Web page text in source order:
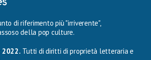
di riferimento più "irriverente",
della pop culture.
Tutti di diritti di proprietà letteraria e